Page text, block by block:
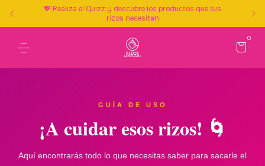
💖 Realiza el Quizz y descubre los productos que tus
rizos necesitan
0
GUÍA DE USO
¡A cuidar esos rizos! 🌀
Aquí encontrarás todo lo que necesitas saber para sacarle el